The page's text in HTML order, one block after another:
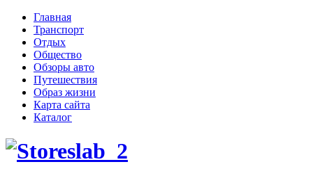
Главная
Транспорт
Отдых
Общество
Обзоры авто
Путешествия
Образ жизни
Карта сайта
Каталог